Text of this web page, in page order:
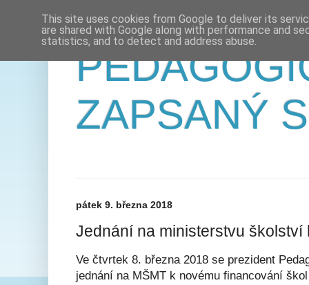
ZAPSANÝ
pátek 9. března 2018
Jednání na ministerstvu školství
Ve čtvrtek 8. března 2018 se prezident
jednání na MŠMT k novému financování
This site uses cookies from Google to deliver its
are shared with Google along with performance and
statistics, and to detect and address abuse.